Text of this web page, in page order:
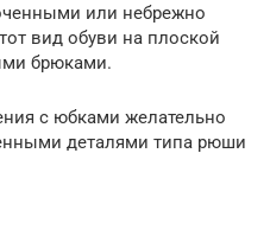
или небрежно
вид обуви на плоской
брюками.
с юбками желательно
деталями типа рюши